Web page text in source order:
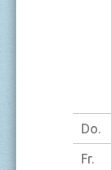
Do.
Fr.